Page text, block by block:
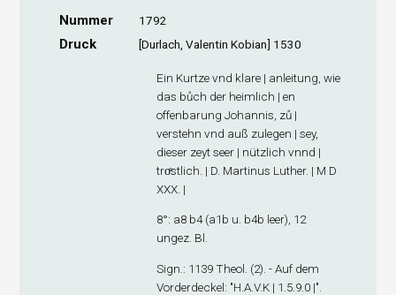
Nummer 1792
Druck [Durlach, Valentin Kobian] 1530
Ein Kurtze vnd klare | anleitung, wie
das bůch der heimlich | en
offenbarung Johannis, zů |
verstehn vnd auß zulegen | sey,
dieser zeyt seer | nützlich vnnd |
troͤstlich. | D. Martinus Luther. | M D
XXX. |
8°: a8 b4(a1b u. b4b leer), 12
ungez. Bl.
Sign .: 1139 Theol. (2). - Auf dem
Vorderdeckel: "H.A.V.K | 1.5.9.0 |".